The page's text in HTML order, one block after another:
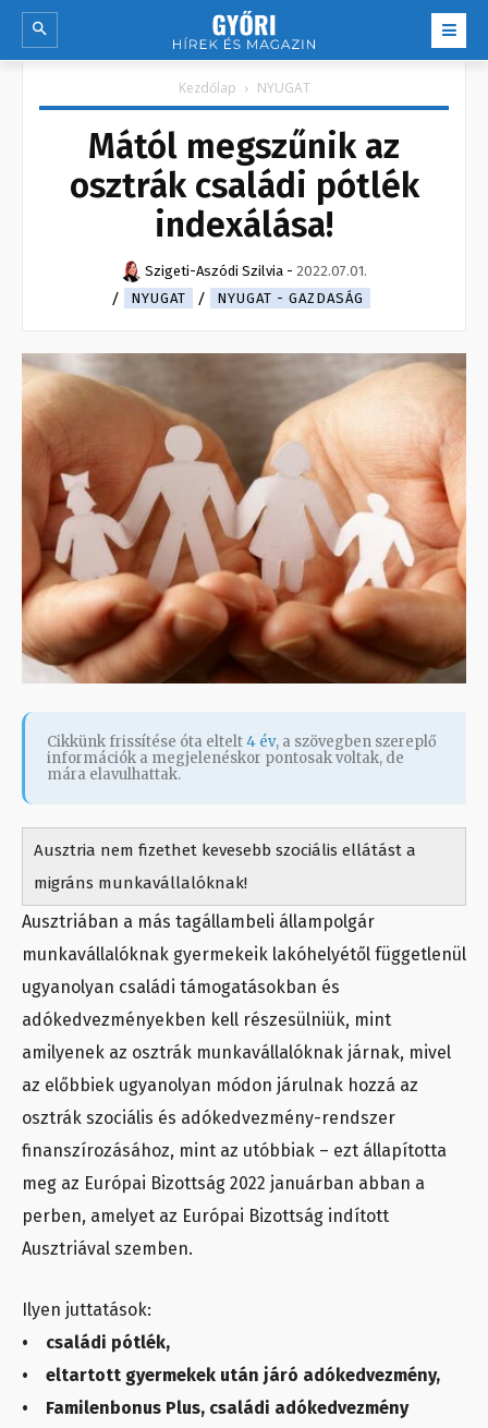
Kezdőlap NYUGAT
Mától megszűnik az
osztrák családi pótlék
indexálása!
Szigeti-Aszódi Szilvia - 2022.07.01.
NYUGAT
NYUGAT - GAZDASÁG
Cikkünk frissítése óta eltelt4 év, a szövegben szereplő
információk a megjelenéskor pontosak voltak, de
mára elavulhattak.
Ausztria nem fizethet kevesebb szociális ellátást a
migráns munkavállalóknak!
Ausztriában a más tagállambeli állampolgár
munkavállalóknak gyermekeik lakóhelyétől függetlenül
ugyanolyan családi támogatásokban és
adókedvezményekben kell részesülniük, mint
amilyenek az osztrák munkavállalóknak járnak, mivel
az előbbiek ugyanolyan módon járulnak hozzá az
osztrák szociális és adókedvezmény-rendszer
finanszírozásához, mint az utóbbiak – ezt állapította
meg az Európai Bizottság 2022 januárban abban a
perben, amelyet az Európai Bizottság indított
Ausztriával szemben.
Ilyen juttatások:
• családi pótlék,
• eltartott gyermekek után járó adókedvezmény,
• Familenbonus Plus, családi adókedvezmény